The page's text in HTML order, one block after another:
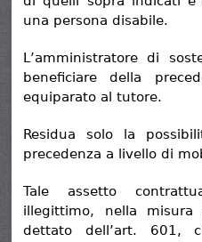
una persona disabile.
L’amministratore di
beneficiare della
equiparato al tutore.
Residua solo la
precedenza a livello di
Tale assetto
illegittimo, nella
dettato dell’art. 601,